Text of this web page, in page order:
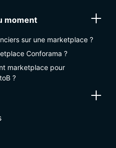
moment
sur une marketplace ?
Conforama ?
marketplace pour
?